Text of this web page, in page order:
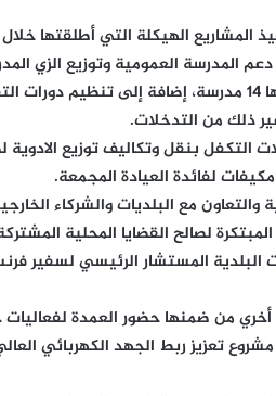
المشاريع الهيكلة التي أطلقتها
المدرسة العمومية وتوزيع الزي
الموجودة في البلدية والبالغ عددها 14 مدرسة،
ذلك من التدخلات.
بنقل وتكاليف توزيع الادوية
لفائدة العيادة المجمعة.
والتعاون مع البلديات والشركاء
لصالح القضايا المحلية
البلدية المستشار الرئيسي لسفير
أخري من ضمنها حضور العمدة
تعزيز ربط الجهد الكهربائي